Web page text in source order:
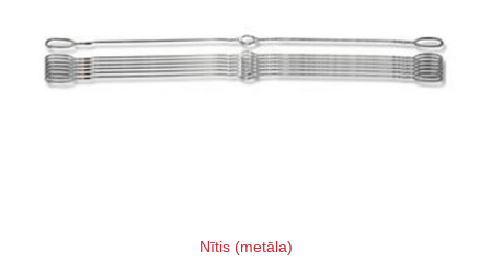
Nītis (metāla)